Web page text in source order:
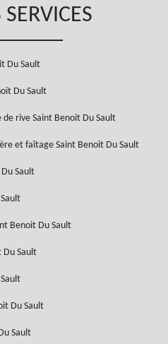
Du Sault
Du Sault
rive Saint Benoit Du Sault
et faîtage Saint Benoit Du Sault
Sault
Benoit Du Sault
Du Sault
Du Sault
Sault